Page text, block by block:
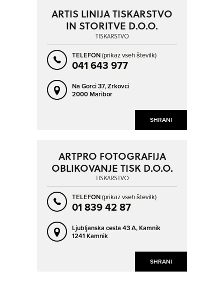
SHRANI
ARTIS LINIJA TISKARSTVO
IN STORITVE D.O.O.
TISKARSTVO
TELEFON(prikaz vseh številk)
041 643 977
Na Gorci 37,Zrkovci
2000 Maribor
SHRANI
ARTPRO FOTOGRAFIJA
OBLIKOVANJE TISK D.O.O.
TISKARSTVO
TELEFON(prikaz vseh številk)
01 839 42 87
Ljubljanska cesta 43 A, Kamnik
1241 Kamnik